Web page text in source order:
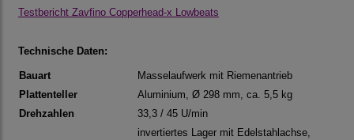
Testbericht Zavfino Copperhead-x Lowbeats
Technische Daten:
Bauart
Masselaufwerk mit Riemenantrieb
Plattenteller
Aluminium, Ø 298 mm, ca. 5,5 kg
Drehzahlen
33,3 / 45 U/min
invertiertes Lager mit Edelstahlachse,